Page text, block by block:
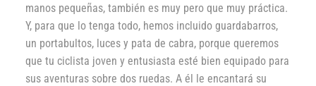
manos pequeñas, también es muy pero que muy práctica.
Y, para que lo tenga todo, hemos incluido guardabarros,
un portabultos, luces y pata de cabra, porque queremos
que tu ciclista joven y entusiasta esté bien equipado para
sus aventuras sobre dos ruedas. A él le encantará su